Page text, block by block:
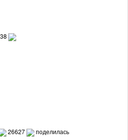
26627
поделилась